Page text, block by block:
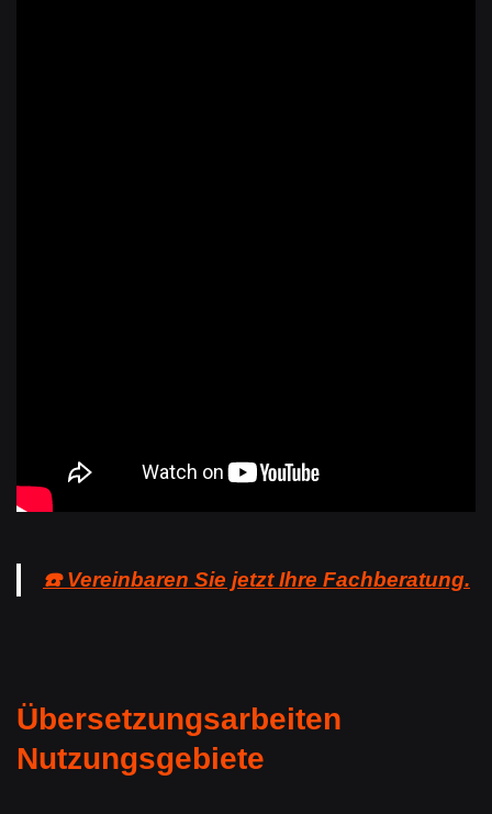
☎️ Vereinbaren Sie jetzt Ihre Fachberatung.
Übersetzungsarbeiten
Nutzungsgebiete